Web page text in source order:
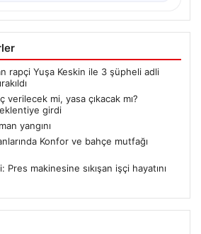
rapçi Yuşa Keskin ile 3 şüpheli adli
verilecek mi, yasa çıkacak mı?
girdi
yangını
Konfor ve bahçe mutfağı
Pres makinesine sıkışan işçi hayatını